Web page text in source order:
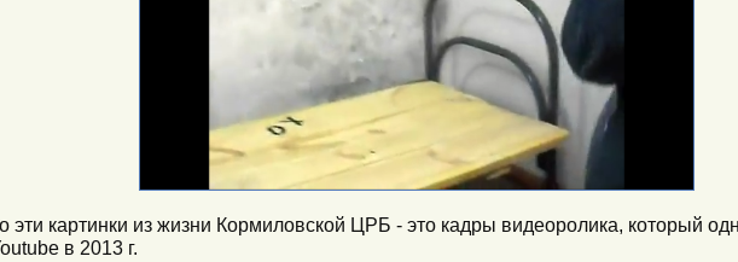
эти картинки из жизни Кормиловской ЦРБ - это кадры видеоролика, который
в 2013 г.